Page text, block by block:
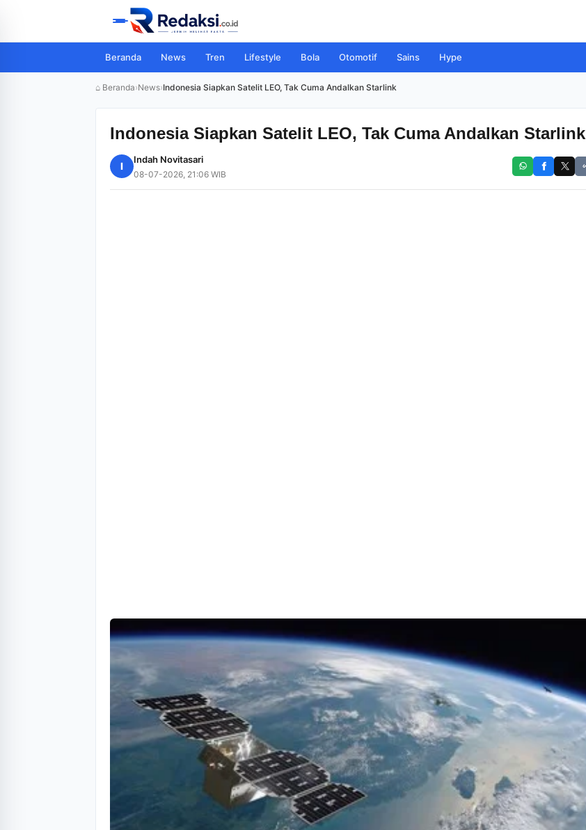
Beranda News Tren Lifestyle Bola Otomotif Sains Hype
⌂ Beranda›News›Indonesia Siapkan Satelit LEO, Tak Cuma Andalkan Starlink
Indonesia Siapkan Satelit LEO, Tak Cuma Andalkan Starlink
I
Indah Novitasari
08-07-2026, 21:06 WIB